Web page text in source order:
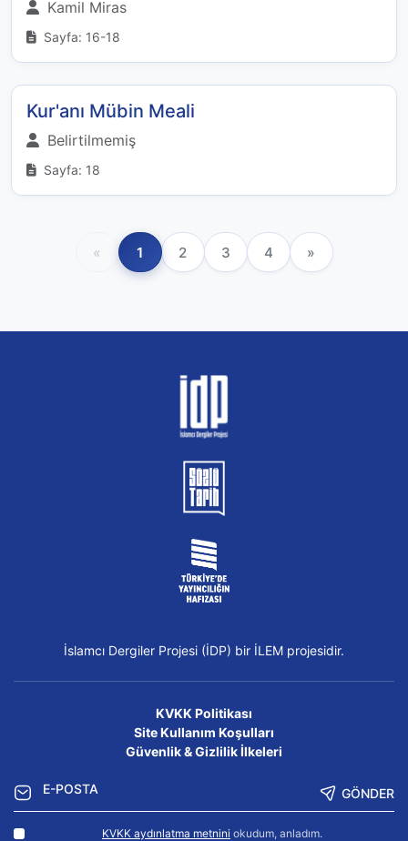
Kamil Miras
Sayfa: 16-18
Kur'anı Mübin Meali
Belirtilmemiş
Sayfa: 18
« 1 2 3 4 »
İslamcı Dergiler Projesi (İDP) bir İLEM projesidir.
KVKK Politikası
Site Kullanım Koşulları
Güvenlik & Gizlilik İlkeleri
GÖNDER
KVKK aydınlatma metnini okudum, anladım.